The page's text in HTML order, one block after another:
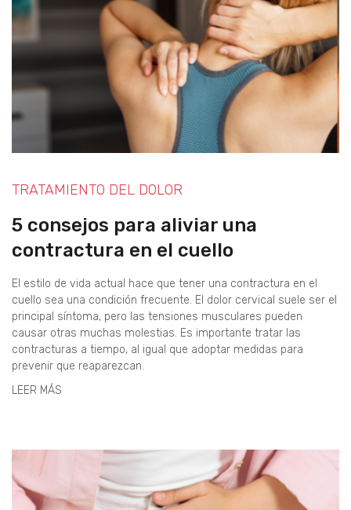
TRATAMIENTO DEL DOLOR
5 consejos para aliviar una
contractura en el cuello
El estilo de vida actual hace que tener una contractura en el
cuello sea una condición frecuente. El dolor cervical suele ser el
principal síntoma, pero las tensiones musculares pueden
causar otras muchas molestias. Es importante tratar las
contracturas a tiempo, al igual que adoptar medidas para
prevenir que reaparezcan.
LEER MÁS